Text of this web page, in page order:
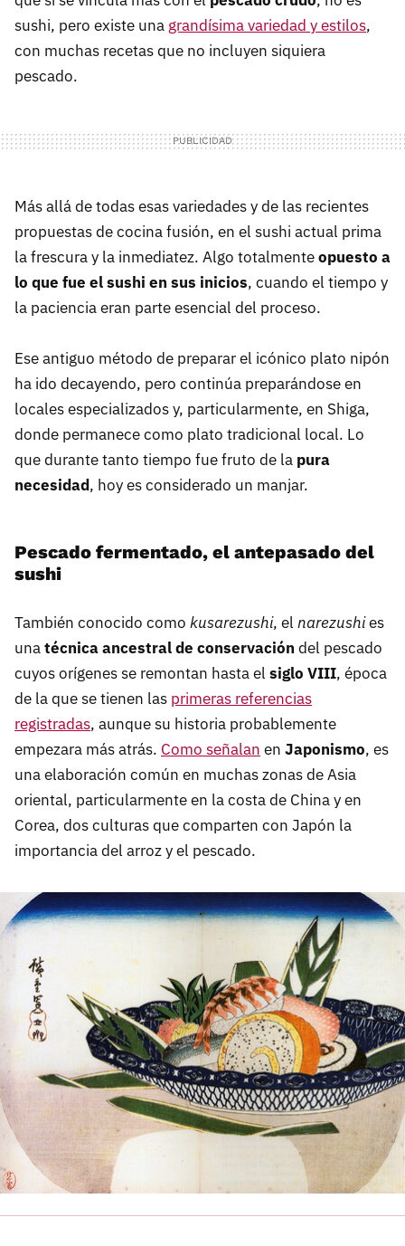
sushi, pero existe una grandísima variedad y estilos,
con muchas recetas que no incluyen siquiera
pescado.
Más allá de todas esas variedades y de las recientes
propuestas de cocina fusión, en el sushi actual prima
la frescura y la inmediatez. Algo totalmenteopuesto a
lo que fue el sushi en sus inicios, cuando el tiempo y
la paciencia eran parte esencial del proceso.
Ese antiguo método de preparar el icónico plato nipón
ha ido decayendo, pero continúa preparándose en
locales especializados y, particularmente, en Shiga,
donde permanece como plato tradicional local. Lo
que durante tanto tiempo fue fruto de la pura
necesidad, hoy es considerado un manjar.
Pescado fermentado, el antepasado del
sushi
También conocido como kusarezushi, el narezushies
unatécnica ancestral de conservación del pescado
cuyos orígenes se remontan hasta el siglo VIII, época
de la que se tienen las primeras referencias
registradas, aunque su historia probablemente
empezara más atrás. Como señalan en Japonismo, es
una elaboración común en muchas zonas de Asia
oriental, particularmente en la costa de China y en
Corea, dos culturas que comparten con Japón la
importancia del arroz y el pescado.